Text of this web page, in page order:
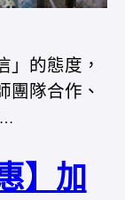
」的態度，
團隊合作、
】加